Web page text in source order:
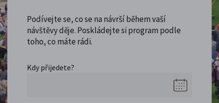
Podívejte se, co se na návrší během vaší
návštěvy děje. Poskládejte si program podle
toho, co máte rádi.
Kdy přijedete?